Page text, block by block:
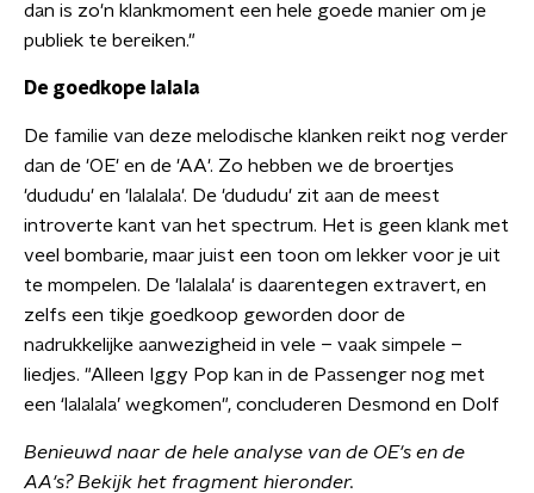
dan is zo'n klankmoment een hele goede manier om je
publiek te bereiken."
De goedkope lalala
De familie van deze melodische klanken reikt nog verder
dan de 'OE' en de 'AA'. Zo hebben we de broertjes
'dududu' en 'lalalala'. De 'dududu' zit aan de meest
introverte kant van het spectrum. Het is geen klank met
veel bombarie, maar juist een toon om lekker voor je uit
te mompelen. De 'lalalala' is daarentegen extravert, en
zelfs een tikje goedkoop geworden door de
nadrukkelijke aanwezigheid in vele – vaak simpele –
liedjes. "Alleen Iggy Pop kan in de Passenger nog met
een ‘lalalala’ wegkomen", concluderen Desmond en Dolf
Benieuwd naar de hele analyse van de OE's en de
AA's? Bekijk het fragment hieronder.